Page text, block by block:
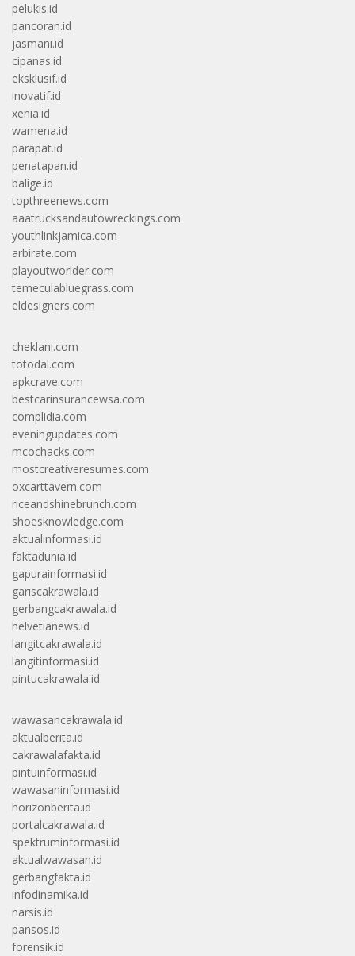
pelukis.id
pancoran.id
jasmani.id
cipanas.id
eksklusif.id
inovatif.id
xenia.id
wamena.id
parapat.id
penatapan.id
balige.id
topthreenews.com
aaatrucksandautowreckings.com
youthlinkjamica.com
arbirate.com
playoutworlder.com
temeculabluegrass.com
eldesigners.com
cheklani.com
totodal.com
apkcrave.com
bestcarinsurancewsa.com
complidia.com
eveningupdates.com
mcochacks.com
mostcreativeresumes.com
oxcarttavern.com
riceandshinebrunch.com
shoesknowledge.com
aktualinformasi.id
faktadunia.id
gapurainformasi.id
gariscakrawala.id
gerbangcakrawala.id
helvetianews.id
langitcakrawala.id
langitinformasi.id
pintucakrawala.id
wawasancakrawala.id
aktualberita.id
cakrawalafakta.id
pintuinformasi.id
wawasaninformasi.id
horizonberita.id
portalcakrawala.id
spektruminformasi.id
aktualwawasan.id
gerbangfakta.id
infodinamika.id
narsis.id
pansos.id
forensik.id